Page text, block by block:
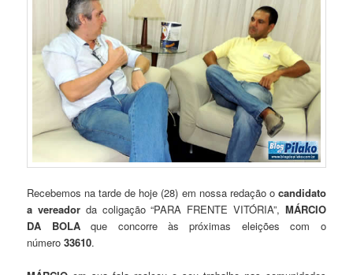
Recebemos na tarde de hoje (28) em nossa redação o candidato
a vereadorda coligação “PARA FRENTE VITÓRIA”, MÁRCIO
DA BOLAque concorre às próximas eleições com o
número33610.